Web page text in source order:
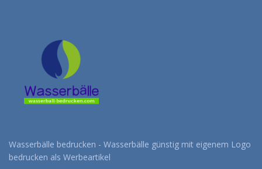
Wasserbälle bedrucken - Wasserbälle günstig mit eigenem Logo
bedrucken als Werbeartikel